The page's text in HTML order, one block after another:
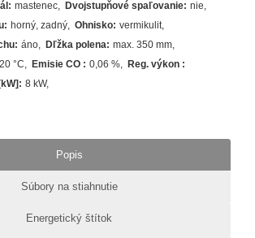
: mastenec Dvojstupňové spaľovanie: nie
: horný, zadný Ohnisko: vermikulit
: áno Dľžka polena: max. 350 mm
°C Emisie CO : 0,06 % Reg. výkon :
: 8 kW
Popis
Súbory na stiahnutie
Energetický štítok